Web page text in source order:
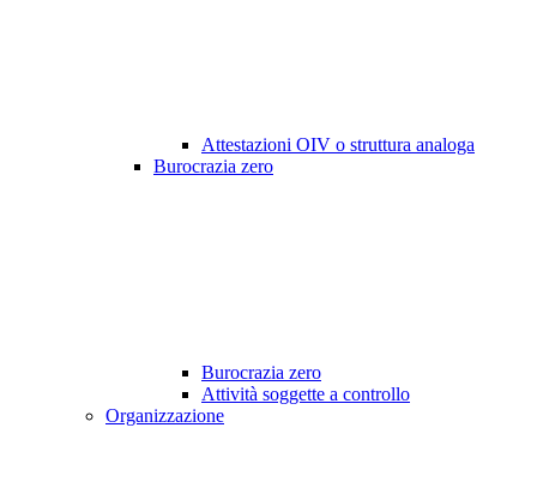
Attestazioni OIV o struttura analoga
Burocrazia zero
Burocrazia zero
Attività soggette a controllo
Organizzazione